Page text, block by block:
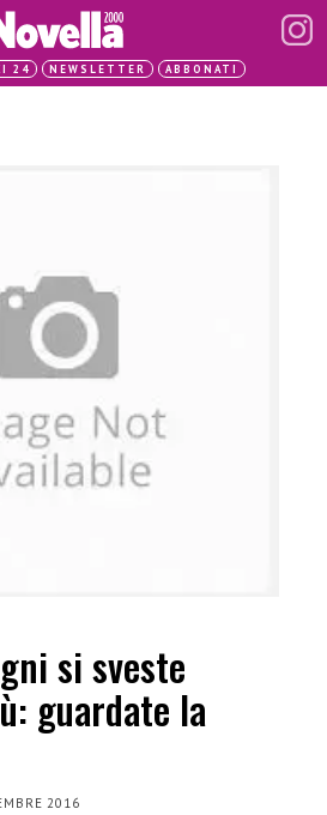
24 NEWSLETTER ABBONATI
si sveste
guardate la
2016